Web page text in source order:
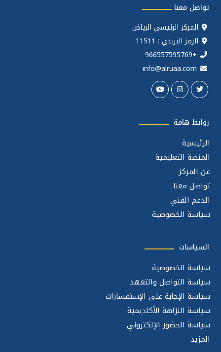
تواصل معنا
المركز الرئيسي الرياض
الرمز البريدي : 11511
+966557595769
info@alruaa.com
روابط هامة
الرئيسية
المنصة التعليمية
عن المركز
تواصل معنا
الدعم الفني
سياسة الخصوصية
السياسات
سياسة الخصوصية
سياسة التواصل والتعهد
سياسة الإجابة على الإستفسارات
سياسة النزاهة الأكاديمية
سياسة الحضور الإلكتروني
المزيد